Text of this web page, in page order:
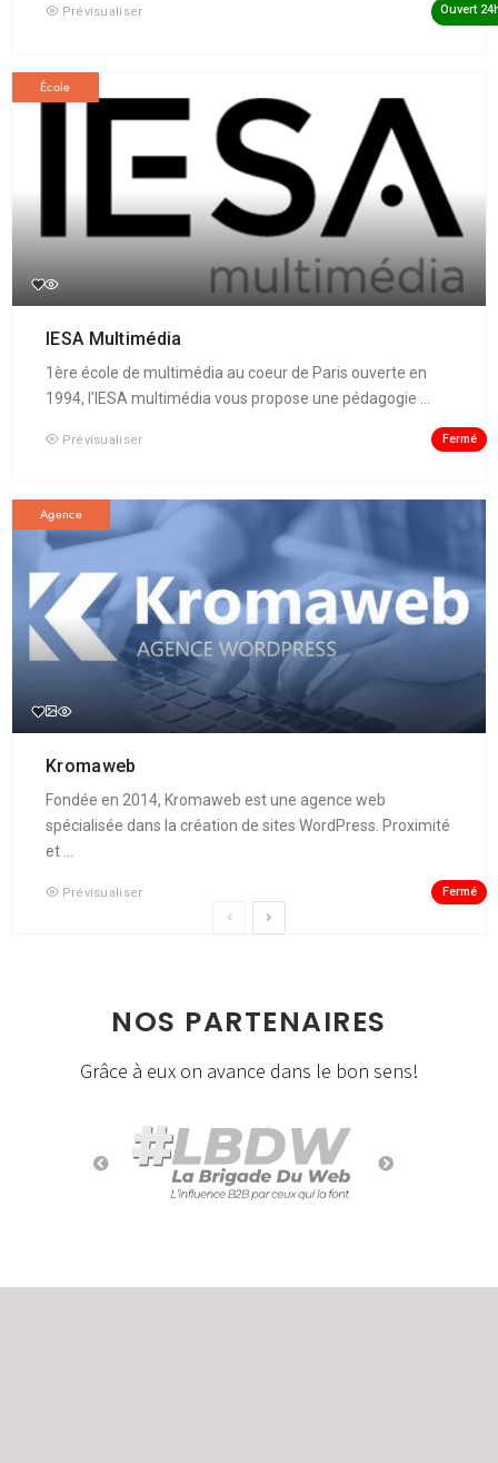
Prévisualiser Ouvert
École
IESA Multimédia
1ère école de multimédia au coeur de Paris ouverte en
1994, l'IESA multimédia vous propose une pédagogie ...
Prévisualiser Fermé
Agence
Kromaweb
Fondée en 2014, Kromaweb est une agence web
spécialisée dans la création de sites WordPress. Proximité
et ...
Prévisualiser Fermé
NOS PARTENAIRES
Grâce à eux on avance dans le bon sens!